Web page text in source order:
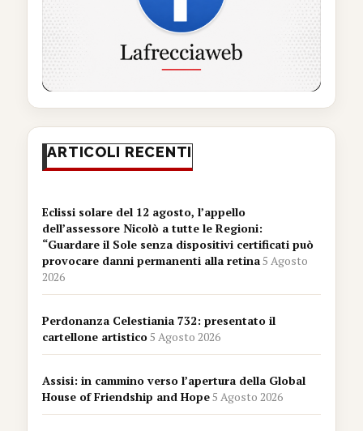
ARTICOLI RECENTI
Eclissi solare del 12 agosto, l’appello
dell’assessore Nicolò a tutte le Regioni:
“Guardare il Sole senza dispositivi certificati può
provocare danni permanenti alla retina5 Agosto
2026
Perdonanza Celestiania 732: presentato il
cartellone artistico5 Agosto 2026
Assisi: in cammino verso l’apertura della Global
House of Friendship and Hope5 Agosto 2026